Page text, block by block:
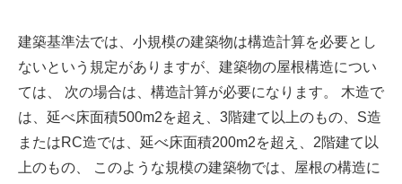
建築基準法では、小規模の建築物は構造計算を必要とし
ないという規定がありますが、建築物の屋根構造につい
ては、 次の場合は、構造計算が必要になります。 木造で
は、延べ床面積500m2を超え、3階建て以上のもの、S造
またはRC造では、延べ床面積200m2を超え、2階建て以
上のもの、 このような規模の建築物では、屋根の構造に